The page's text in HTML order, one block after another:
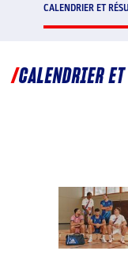
CALENDRIER ET
CALENDRIER ET